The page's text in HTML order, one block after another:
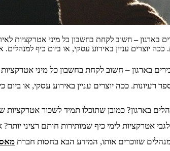
בארגון – חשוב לקחת בחשבון כל מיני אטרקציות
ככה יוצרים עניין באירוע עסקי, או ביום כיף
בארגון – חשוב לקחת בחשבון כל מיני
ככה יוצרים עניין באירוע עסקי, או ביום
בארגון? כמובן שתוכלו תמיד לשכור
אטרקציות לימי כיף שמותירות חותם רציני
שזוכרים אותו, המידע הבא בחסות חברת